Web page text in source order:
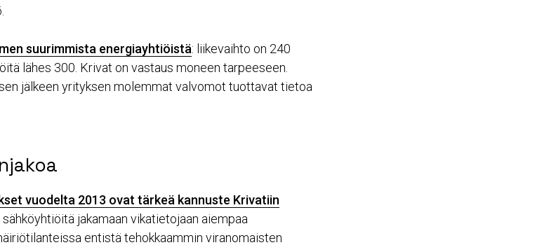
suurimmista energiayhtiöistä: liikevaihto on 240
lähes 300. Krivat on vastaus moneen tarpeeseen.
jälkeen yrityksen molemmat valvomot tuottavat tietoa
vuodelta 2013 ovat tärkeä kannuste Krivatiin
sähköyhtiöitä jakamaan vikatietojaan aiempaa
entistä tehokkaammin viranomaisten